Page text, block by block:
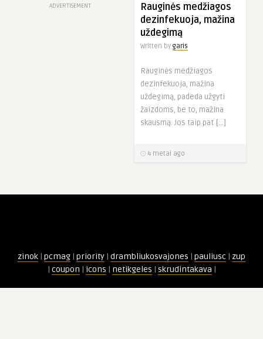
ADVERTISEMENT
Rauginės medžiagos
dezinfekuoja, mažina
uždegimą
Written by garis
Rauginės medžiagos
dezinfekuoja, mažina
uždegimą, padeda užgyti
žaizdoms, be to, mažina
skausmą. Jos taip pat […]
4 metai ago
zinok | pcmag | priority | drambliukosvajones | pauliusc | zup
| coupon | icons | netikgeles | skrudintakava |